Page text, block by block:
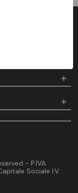
- P.IVA
Sociale I.V.